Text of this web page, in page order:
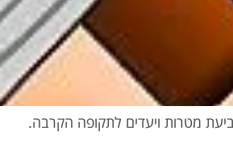
מטרות ויעדים לתקופה הקרבה.